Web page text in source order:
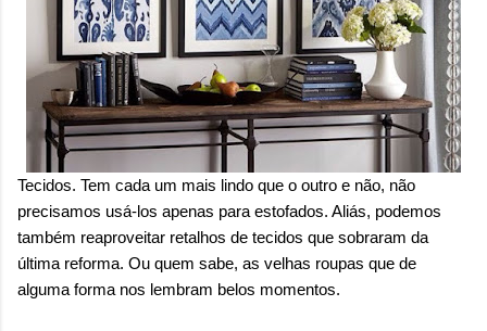
onde queremos envelhecer? A resposta da
maioria das p...
Tecidos. Tem cada um mais lindo que o outro e não, não
precisamos usá-los apenas para estofados. Aliás, podemos
também reaproveitar retalhos de tecidos que sobraram da
última reforma. Ou quem sabe, as velhas roupas que de
alguma forma nos lembram belos momentos.